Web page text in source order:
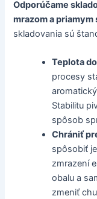
Odporúčame
mrazom a
skladovania sú
Teplota
procesy
Stabilitu
spôsob
Chrániť
spôsobiť
zmrazení
obalu a
zmeniť